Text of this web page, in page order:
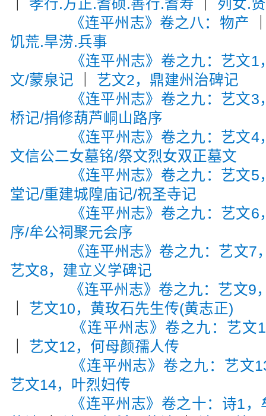
孝行.方正.耆硕.善行.耆寿
列女.
《连平州志》卷之八：物产
饥荒.旱涝.兵事
《连平州志》卷之九：艺文
文/蒙泉记
艺文2，鼎建州治碑记
《连平州志》卷之九：艺文
桥记/捐修葫芦峒山路序
《连平州志》卷之九：艺文
文信公二女墓铭/祭文烈女双正墓文
《连平州志》卷之九：艺文
堂记/重建城隍庙记/祝圣寺记
《连平州志》卷之九：艺文
序/牟公祠聚元会序
《连平州志》卷之九：艺文
艺文8，建立义学碑记
《连平州志》卷之九：艺文
艺文10，黄玫石先生传(黄志正)
《连平州志》卷之九：艺
艺文12，何母颜孺人传
《连平州志》卷之九：艺文
艺文14，叶烈妇传
《连平州志》卷之十：诗1